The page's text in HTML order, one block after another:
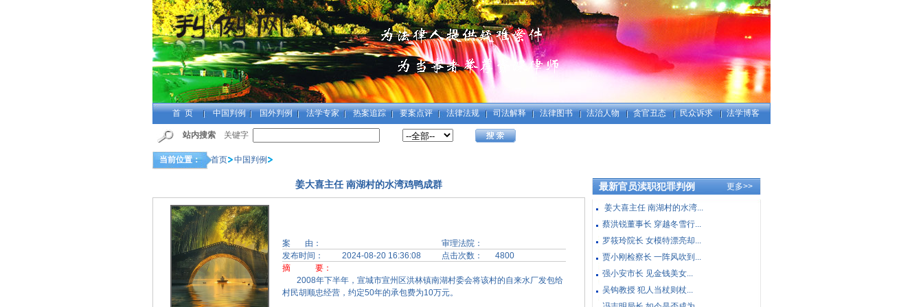
首 页 中国判例 国外判例 法学专家 热案追踪 要案点评 法律法规 司法解释 法律图书 法治人物 贪官丑态 民众诉求 法学博客
站内搜索 关键字
当前位置： 首页 中国判例
姜大喜主任 南湖村的水湾鸡鸭成群
案 由：
审理法院：
发布时间：
2024-08-20 16:36:08 点击次数：
4800
摘 要：
2008年下半年，宣城市宣州区洪林镇南湖村委会将该村的自来水厂发包给
村民胡顺忠经营，约定50年的承包费为10万元。
最新官员渎职犯罪判例 更多>>
姜大喜主任 南湖村的水湾...
蔡洪锐董事长 穿越冬雪行...
罗筱玲院长 女模特漂亮却...
贾小刚检察长 一阵风吹到...
强小安市长 见金钱美女...
吴钩教授 犯人当杖则杖...